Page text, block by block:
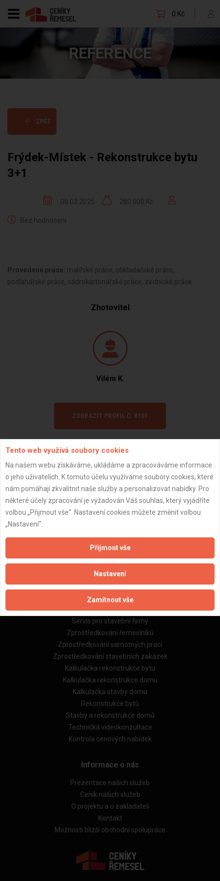
0 Kč
REFERENCE
ZPĚT
Frýdek-Místek - Rekonstrukce bytu
3+1
08.03.2025 280 000 Kč
Bez hodnocení
Provedené práce: malířské práce, obkladačské práce,
podlahářské práce, sádrokartonářské práce, zednické práce
Zhotovitel
Vilém K.
ZOBRAZIT PROFIL Č. 8101
Důležité informace
Naše firmy a řemeslníci
Obchodní podmínky (rozpočtování)
Reference
Naše excelové tabulky online
Naše služby
Servis pro stavební firmy
Zprostředkování řemeslníků
Zprostředkování samotných prací
Zprostředkování stavebních zakázek
Kalkulačka rekonstrukce bytu
Kalkulačka rekonstrukce domu
Kalkulačka stavby domu
Rekonstrukce bytů
Stavby a rekonstrukce domů
Technická videokonzultace
Kontrola cenových nabídek
Informace o nás
Prezentace našich služeb
Ceník našich služeb
O projektu a o zakladateli
Kontakt
Možnosti bližší obchodní spolupráce
Tento web využívá soubory cookies
Na našem webu získáváme, ukládáme a zpracováváme informace
o jeho uživatelích. K tomuto účelu využíváme soubory cookies, které
nám pomáhají zkvalitnit naše služby a personalizovat nabídky. Pro
některé účely zpracování je vyžadován Váš souhlas, který vyjádříte
volbou „Přijmout vše“. Nastavení cookies můžete změnit volbou
„Nastavení“.
Přijmout vše
Nastavení
Zamítnout vše